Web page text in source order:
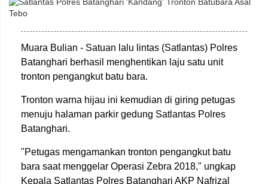
Muara Bulian - Satuan lalu lintas (Satlantas) Polres
Batanghari berhasil menghentikan laju satu unit
tronton pengangkut batu bara.
Tronton warna hijau ini kemudian di giring petugas
menuju halaman parkir gedung Satlantas Polres
Batanghari.
"Petugas mengamankan tronton pengangkut batu
bara saat menggelar Operasi Zebra 2018," ungkap
Kepala Satlantas Polres Batanghari AKP Nafrizal